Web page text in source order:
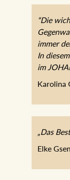
“Die
immer
wir uns
Karolina
„Das
Elke